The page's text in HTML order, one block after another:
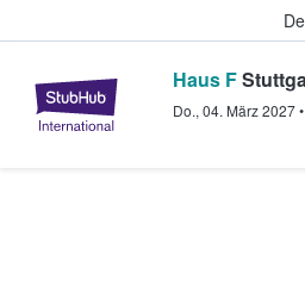
StubHub -
Haus F
Do., 04. März 2027•